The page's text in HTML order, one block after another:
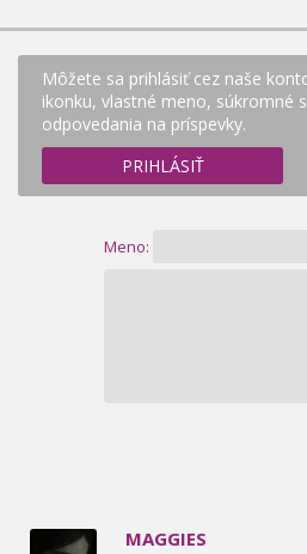
Môžete sa prihlásiť cez naše
ikonku, vlastné meno, súkromné
odpovedania na príspevky.
PRIHLÁSIŤ
Meno:
MAGGIES